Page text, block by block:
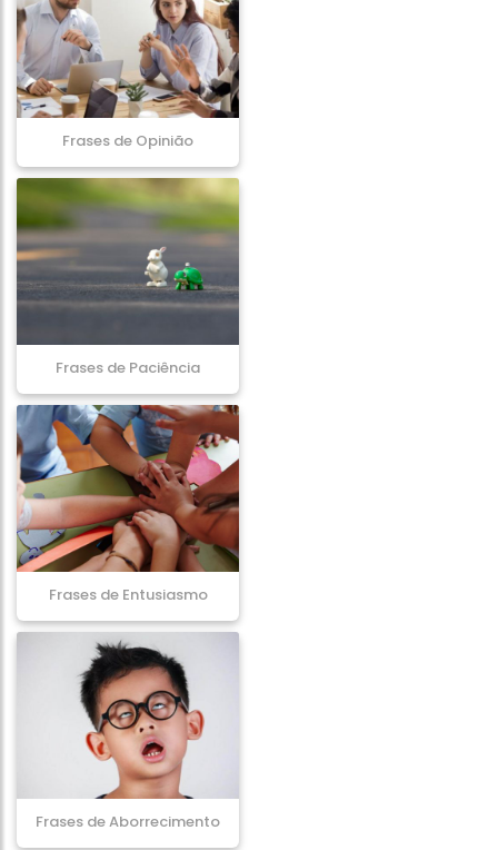
Frases de Opinião
Frases de Paciência
Frases de Entusiasmo
Frases de Aborrecimento